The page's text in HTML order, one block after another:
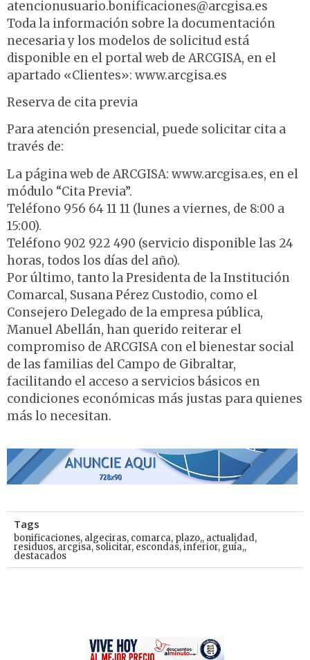
atencionusuario.bonificaciones@arcgisa.es
Toda la información sobre la documentación
necesaria y los modelos de solicitud está
disponible en el portal web de ARCGISA, en el
apartado «Clientes»: www.arcgisa.es
Reserva de cita previa
Para atención presencial, puede solicitar cita a
través de:
La página web de ARCGISA: www.arcgisa.es, en el
módulo “Cita Previa”.
Teléfono 956 64 11 11 (lunes a viernes, de 8:00 a
15:00).
Teléfono 902 922 490 (servicio disponible las 24
horas, todos los días del año).
Por último, tanto la Presidenta de la Institución
Comarcal, Susana Pérez Custodio, como el
Consejero Delegado de la empresa pública,
Manuel Abellán, han querido reiterar el
compromiso de ARCGISA con el bienestar social
de las familias del Campo de Gibraltar,
facilitando el acceso a servicios básicos en
condiciones económicas más justas para quienes
más lo necesitan.
Tags
bonificaciones, algeciras, comarca, plazo,, actualidad,
residuos, arcgisa,solicitar, escondas,inferior, guía,,
destacados